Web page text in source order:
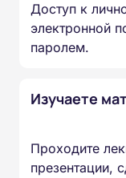
Доступ к
электронной
паролем.
Изучаете
Проходите
презентации,